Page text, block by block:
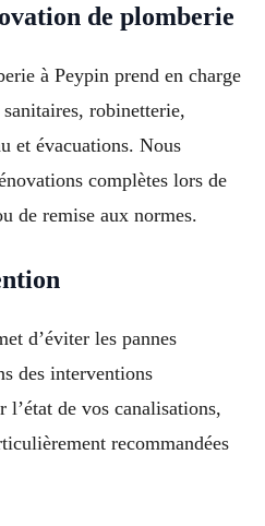
de plomberie
à Peypin prend en charge
robinetterie,
et évacuations. Nous
complètes lors de
de remise aux normes.
d’éviter les pannes
des interventions
de vos canalisations,
recommandées